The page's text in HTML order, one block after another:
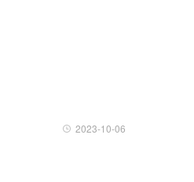
2023-10-06